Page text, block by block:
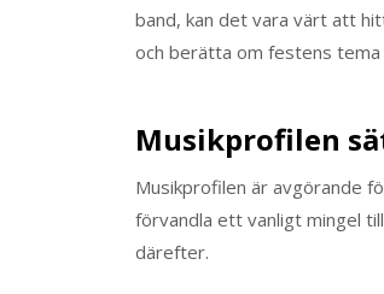
band, kan det vara värt att
och berätta om festens tema
Musikprofilen
Musikprofilen är avgörande
förvandla ett vanligt mingel
därefter.